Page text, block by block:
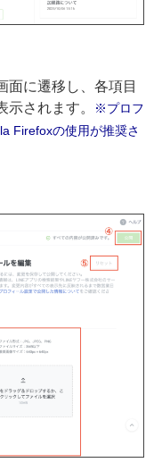
面に遷移し、各項目
示されます。
※プロフ
Firefoxの使用が推奨さ